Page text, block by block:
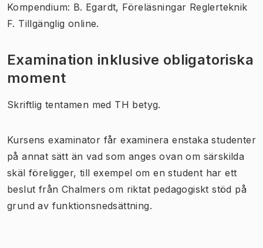
Kompendium: B. Egardt, Föreläsningar Reglerteknik
F. Tillgänglig online.
Examination inklusive obligatoriska
moment
Skriftlig tentamen med TH betyg.
Kursens examinator får examinera enstaka studenter
på annat sätt än vad som anges ovan om särskilda
skäl föreligger, till exempel om en student har ett
beslut från Chalmers om riktat pedagogiskt stöd på
grund av funktionsnedsättning.